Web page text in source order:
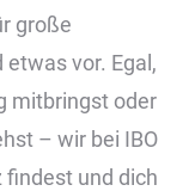
große
vor. Egal,
mitbringst oder
– wir bei IBO
findest und dich